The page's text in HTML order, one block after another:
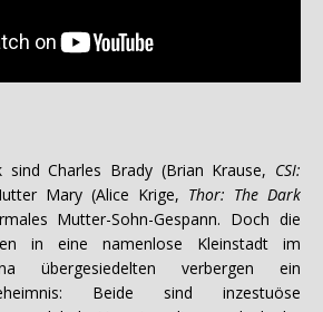
Charles Brady (Brian Krause, CSI:
Mary (Alice Krige, Thor: The Dark
Mutter-Sohn-Gespann. Doch die
in eine namenlose Kleinstadt im
übergesiedelten verbergen ein
Beide sind inzestuöse